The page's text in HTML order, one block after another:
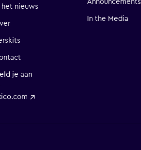
het nieuws
je aan
Announcements
In the Media